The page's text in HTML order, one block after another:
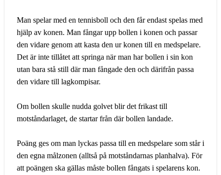
Man spelar med en tennisboll och den får endast spelas med
hjälp av konen. Man fångar upp bollen i konen och passar
den vidare genom att kasta den ur konen till en medspelare.
Det är inte tillåtet att springa när man har bollen i sin kon
utan bara stå still där man fångade den och därifrån passa
den vidare till lagkompisar.
Om bollen skulle nudda golvet blir det frikast till
motståndarlaget, de startar från där bollen landade.
Poäng ges om man lyckas passa till en medspelare som står i
den egna målzonen (alltså på motståndarnas planhalva). För
att poängen ska gällas måste bollen fångats i spelarens kon.